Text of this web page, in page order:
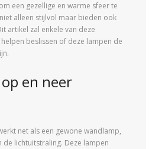
een gezellige en warme sfeer te
alleen stijlvol maar bieden ook
artikel zal enkele van deze
beslissen of deze lampen de
en neer
net als een gewone wandlamp,
de lichtuitstraling. Deze lampen